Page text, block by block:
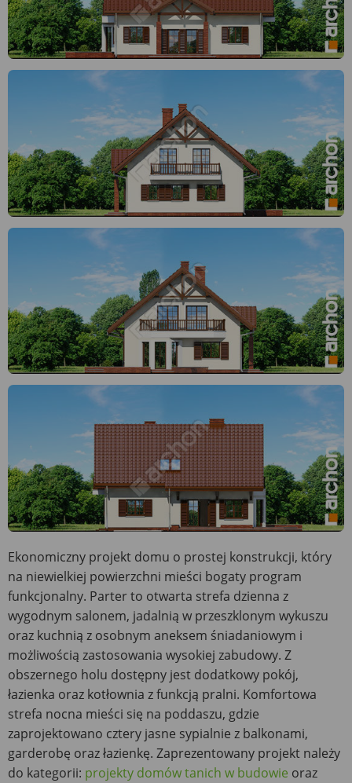
Ekonomiczny projekt domu o prostej konstrukcji, który
na niewielkiej powierzchni mieści bogaty program
funkcjonalny. Parter to otwarta strefa dzienna z
wygodnym salonem, jadalnią w przeszklonym wykuszu
oraz kuchnią z osobnym aneksem śniadaniowym i
możliwością zastosowania wysokiej zabudowy. Z
obszernego holu dostępny jest dodatkowy pokój,
łazienka oraz kotłownia z funkcją pralni. Komfortowa
strefa nocna mieści się na poddaszu, gdzie
zaprojektowano cztery jasne sypialnie z balkonami,
garderobę oraz łazienkę. Zaprezentowany projekt należy
do kategorii: projekty domów tanich w budowie oraz